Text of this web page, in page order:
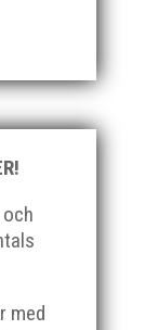
med
emot
fanns
ta emot